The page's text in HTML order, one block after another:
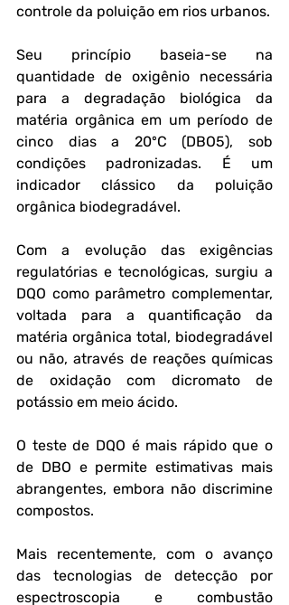
Seu princípio baseia-se na
quantidade de oxigênio necessária
para a degradação biológica da
matéria orgânica em um período de
cinco dias a 20ºC (DBO5), sob
condições padronizadas. É um
indicador clássico da poluição
orgânica biodegradável.
Com a evolução das exigências
regulatórias e tecnológicas, surgiu a
DQO como parâmetro complementar,
voltada para a quantificação da
matéria orgânica total, biodegradável
ou não, através de reações químicas
de oxidação com dicromato de
potássio em meio ácido.
O teste de DQO é mais rápido que o
de DBO e permite estimativas mais
abrangentes, embora não discrimine
compostos.
Mais recentemente, com o avanço
das tecnologias de detecção por
espectroscopia e combustão